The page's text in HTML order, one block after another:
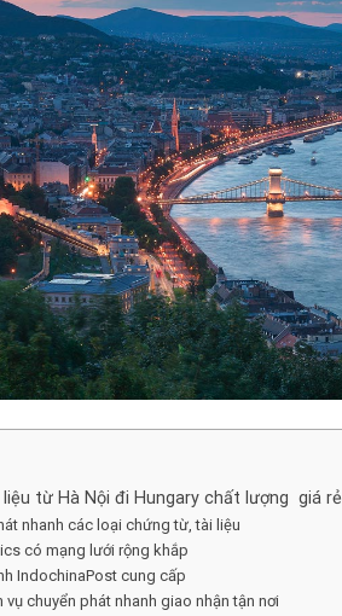
từ Hà Nội đi Hungary chất lượng giá rẻ
nhanh các loại chứng từ, tài liệu
có mạng lưới rộng khắp
IndochinaPost cung cấp
chuyển phát nhanh giao nhận tận nơi